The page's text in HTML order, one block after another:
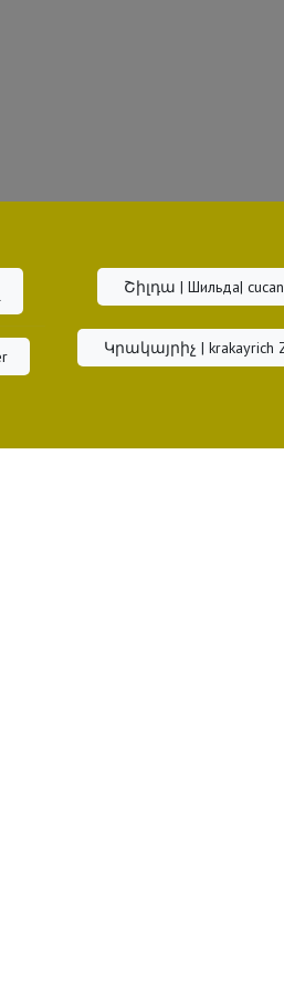
Շիլդա | Шильда|
Կրակայրիչ | krakayrich